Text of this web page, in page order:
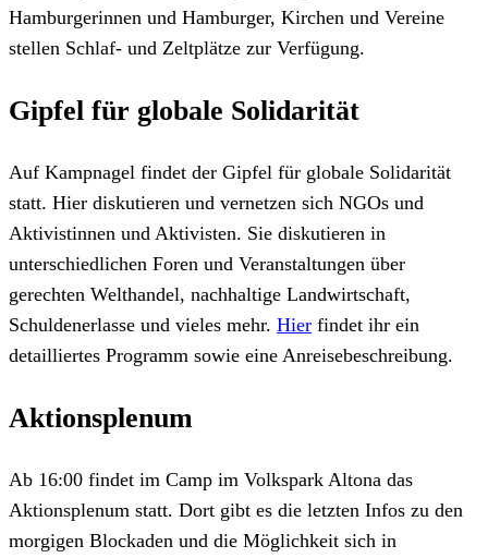
Hamburgerinnen und Hamburger, Kirchen und Vereine
stellen Schlaf- und Zeltplätze zur Verfügung.
Gipfel für globale Solidarität
Auf Kampnagel findet der Gipfel für globale Solidarität
statt. Hier diskutieren und vernetzen sich NGOs und
Aktivistinnen und Aktivisten. Sie diskutieren in
unterschiedlichen Foren und Veranstaltungen über
gerechten Welthandel, nachhaltige Landwirtschaft,
Schuldenerlasse und vieles mehr. Hier findet ihr ein
detailliertes Programm sowie eine Anreisebeschreibung.
Aktionsplenum
Ab 16:00 findet im Camp im Volkspark Altona das
Aktionsplenum statt. Dort gibt es die letzten Infos zu den
morgigen Blockaden und die Möglichkeit sich in